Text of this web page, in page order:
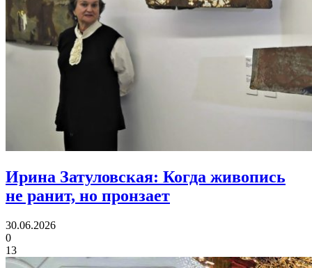
Ирина Затуловская: Когда живопись
не ранит, но пронзает
30.06.2026
0
13